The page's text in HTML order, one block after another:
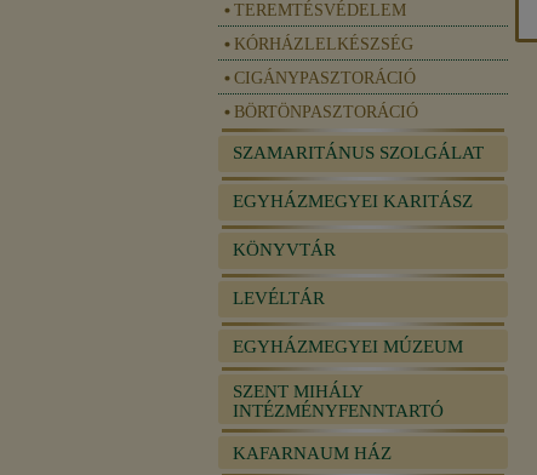
TEREMTÉSVÉDELEM
KÓRHÁZLELKÉSZSÉG
CIGÁNYPASZTORÁCIÓ
BÖRTÖNPASZTORÁCIÓ
SZAMARITÁNUS SZOLGÁLAT
EGYHÁZMEGYEI KARITÁSZ
KÖNYVTÁR
LEVÉLTÁR
EGYHÁZMEGYEI MÚZEUM
SZENT MIHÁLY
INTÉZMÉNYFENNTARTÓ
KAFARNAUM HÁZ